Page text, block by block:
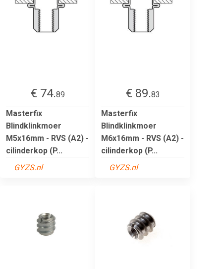
€ 74.89
Masterfix
Blindklinkmoer
M5x16mm - RVS (A2) -
cilinderkop (P...
GYZS.nl
€ 89.83
Masterfix
Blindklinkmoer
M6x16mm - RVS (A2) -
cilinderkop (P...
GYZS.nl